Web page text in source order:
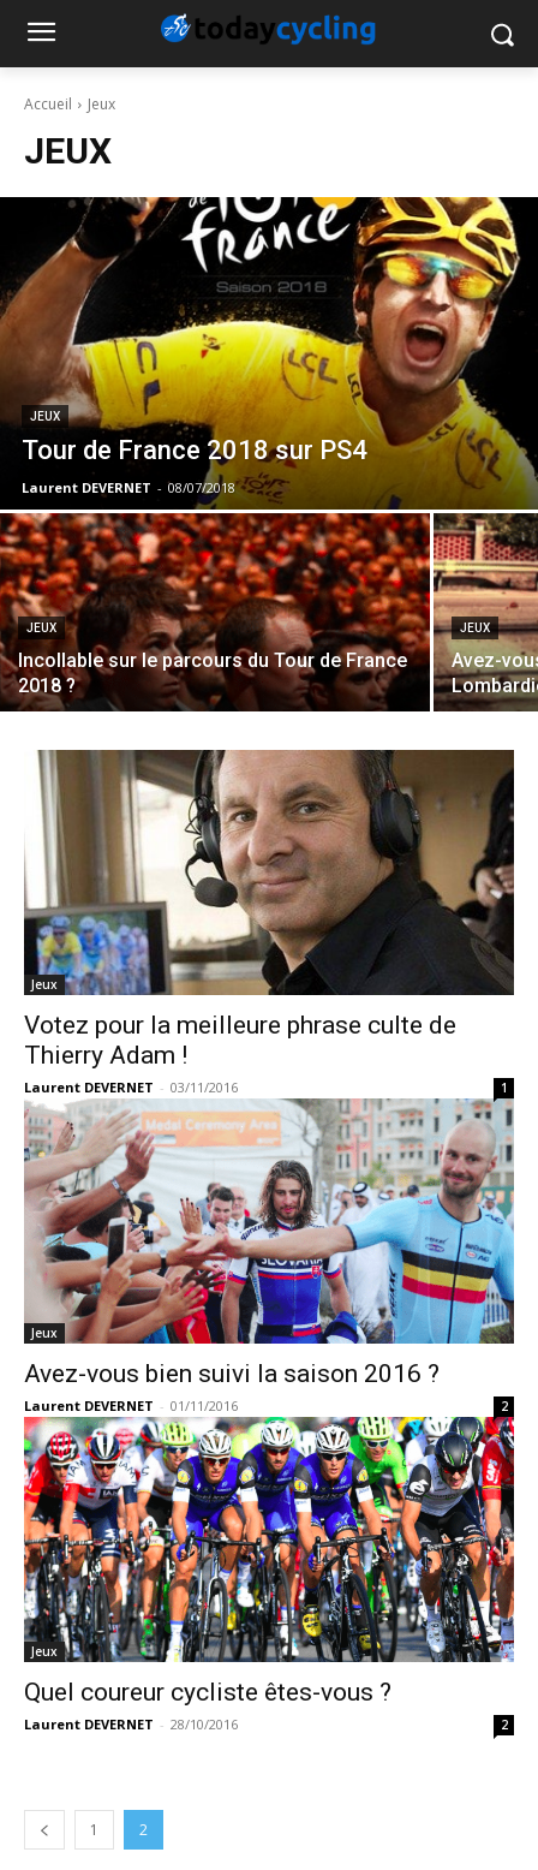
Accueil Jeux
JEUX
JEUX
Tour de France 2018 sur PS4
Laurent DEVERNET - 08/07/2018
JEUX
Incollable sur le parcours du Tour de France
2018 ?
JEUX
Avez-
Jeux
Votez pour la meilleure phrase culte de
Thierry Adam !
Laurent DEVERNET - 03/11/2016 1
Jeux
Avez-vous bien suivi la saison 2016 ?
Laurent DEVERNET - 01/11/2016 2
Jeux
Quel coureur cycliste êtes-vous ?
Laurent DEVERNET - 28/10/2016 2
1 2